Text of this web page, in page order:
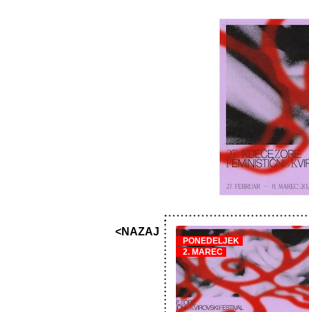
<NAZAJ
PONEDELJEK
2. MAREC